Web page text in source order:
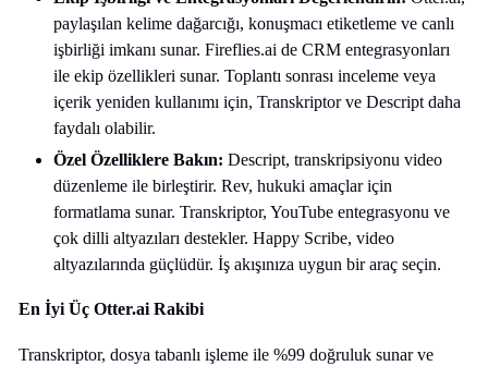
paylaşılan kelime dağarcığı, konuşmacı etiketleme ve canlı
işbirliği imkanı sunar. Fireflies.ai de CRM entegrasyonları
ile ekip özellikleri sunar. Toplantı sonrası inceleme veya
içerik yeniden kullanımı için, Transkriptor ve Descript daha
faydalı olabilir.
Özel Özelliklere Bakın: Descript, transkripsiyonu video
düzenleme ile birleştirir. Rev, hukuki amaçlar için
formatlama sunar. Transkriptor, YouTube entegrasyonu ve
çok dilli altyazıları destekler. Happy Scribe, video
altyazılarında güçlüdür. İş akışınıza uygun bir araç seçin.
En İyi Üç Otter.ai Rakibi
Transkriptor, dosya tabanlı işleme ile %99 doğruluk sunar ve